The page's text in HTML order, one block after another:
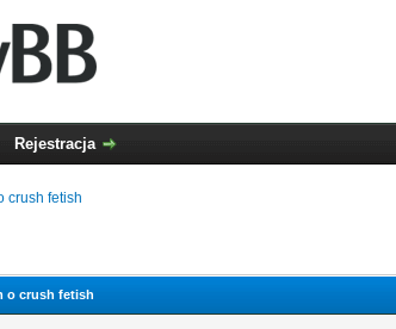
Rejestracja
crush fetish
o crush fetish